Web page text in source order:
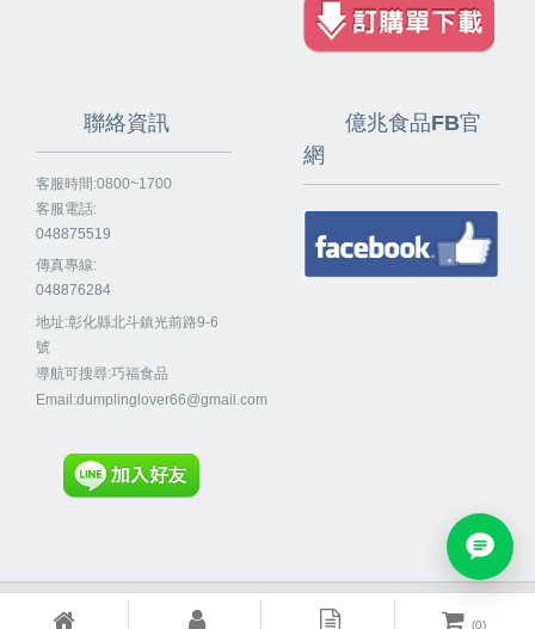
聯絡資訊
客服時間:0800~1700
客服電話:
048875519
傳真專線:
048876284
地址:彰化縣北斗鎮光前路9-6
號
導航可搜尋:巧福食品
Email:dumplinglover66@gmail.com
億兆食品FB官
網
Powered By
(0)